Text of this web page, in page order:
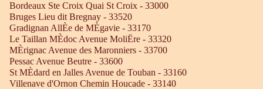
Bordeaux Ste Croix Quai St Croix - 33000
Bruges Lieu dit Bregnay - 33520
Gradignan AllÈe de MÈgavie - 33170
Le Taillan MÈdoc Avenue MoliËre - 33320
MÈrignac Avenue des Maronniers - 33700
Pessac Avenue Beutre - 33600
St MÈdard en Jalles Avenue de Touban - 33160
Villenave d'Ornon Chemin Houcade - 33140